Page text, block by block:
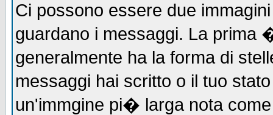
Ci possono essere due
guardano i messaggi. La prima
generalmente ha la forma di
messaggi hai scritto o il tuo
un'immgine pi� larga nota